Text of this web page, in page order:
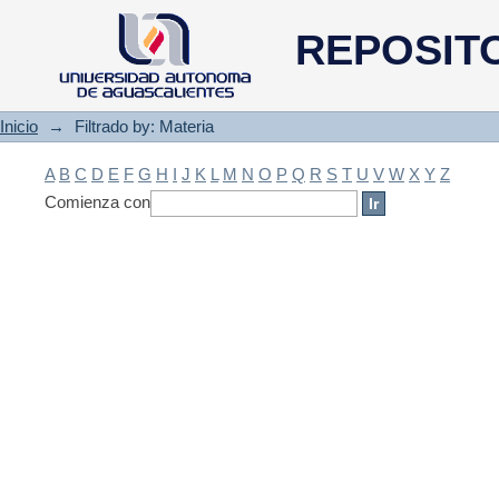
Filtrado by: Materia
Inicio → Filtrado by: Materia
A B C D E F G H I J K L M N O P Q R S T U V W X Y Z
Comienza con